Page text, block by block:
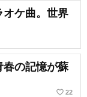
オケ曲。世界
春の記憶が蘇
favorite_border 22